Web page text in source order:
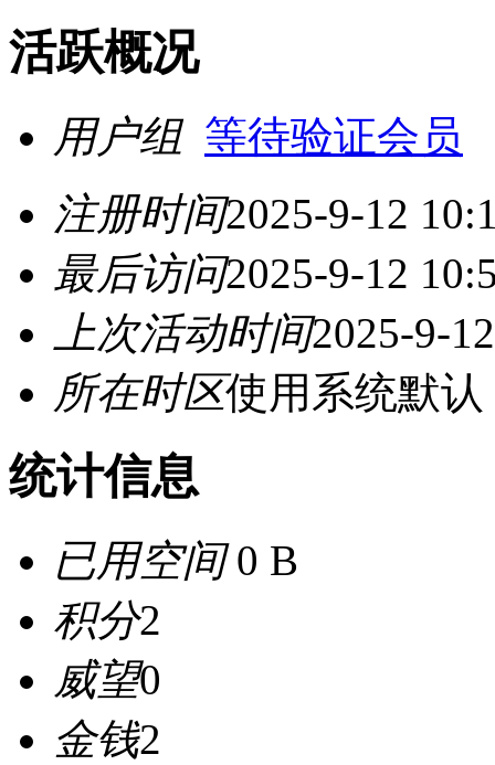
活跃概况
用户组 等待验证会员
注册时间2025-9-12
最后访问2025-9-12
上次活动时间2025-9-
所在时区使用系统默认
统计信息
已用空间0 B
积分2
威望0
金钱2